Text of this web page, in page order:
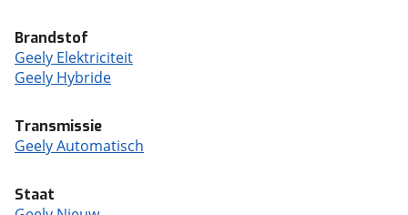
Brandstof
Geely Elektriciteit
Geely Hybride
Transmissie
Geely Automatisch
Staat